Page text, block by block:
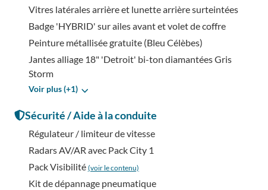
Vitres latérales arrière et lunette arrière surteintées
Badge 'HYBRID' sur ailes avant et volet de coffre
Peinture métallisée gratuite (Bleu Célèbes)
Jantes alliage 18" 'Detroit' bi-ton diamantées Gris
Storm
Voir plus (+1)
Sécurité / Aide à la conduite
Régulateur / limiteur de vitesse
Radars AV/AR avec Pack City 1
Pack Visibilité (voir le contenu)
Kit de dépannage pneumatique